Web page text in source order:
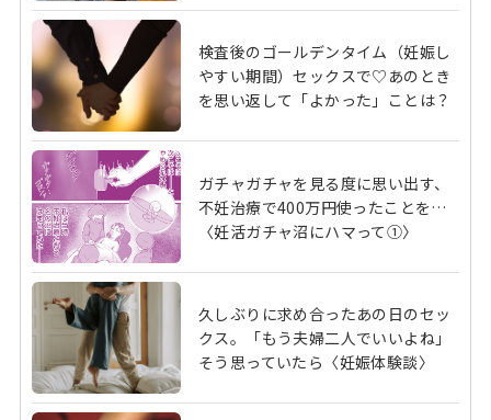
検査後のゴールデンタイム（妊娠し
やすい期間）セックスで♡あのとき
を思い返して「よかった」ことは？
ガチャガチャを見る度に思い出す、
不妊治療で400万円使ったことを…
〈妊活ガチャ沼にハマって①〉
久しぶりに求め合ったあの日のセッ
クス。「もう夫婦二人でいいよね」
そう思っていたら〈妊娠体験談〉